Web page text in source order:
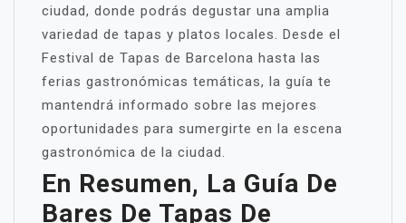
ciudad, donde podrás degustar una amplia
variedad de tapas y platos locales. Desde el
Festival de Tapas de Barcelona hasta las
ferias gastronómicas temáticas, la guía te
mantendrá informado sobre las mejores
oportunidades para sumergirte en la escena
gastronómica de la ciudad.
En Resumen, La Guía De
Bares De Tapas De